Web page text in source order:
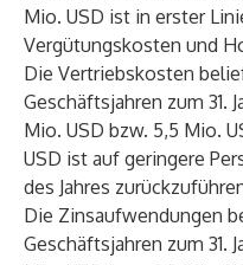
Mio. USD ist in erster
Vergütungskosten und
Die Vertriebskosten
Geschäftsjahren zum 31.
Mio. USD bzw. 5,5 Mio.
USD ist auf geringere
des Jahres
Die Zinsaufwendungen
Geschäftsjahren zum 31.